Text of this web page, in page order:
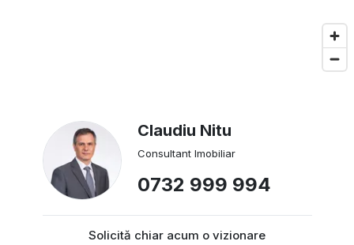
Claudiu Nitu
Consultant Imobiliar
0732 999 994
Solicită chiar acum o vizionare